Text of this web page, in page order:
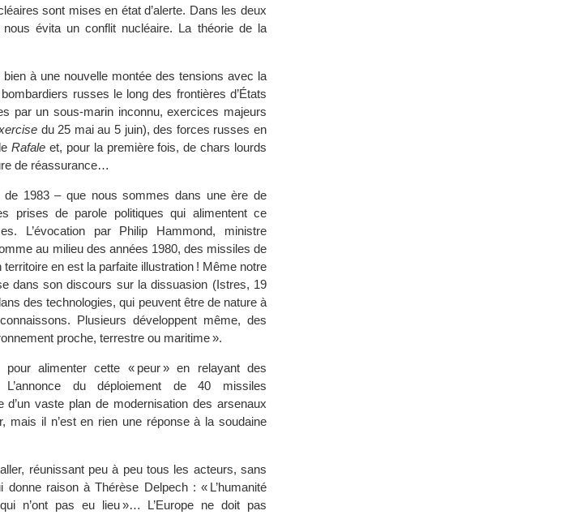
sont mises en état d’alerte. Dans les deux
évita un conflit nucléaire. La théorie de la
à une nouvelle montée des tensions avec la
russes le long des frontières d’États
par un sous-marin inconnu, exercices majeurs
du 25 mai au 5 juin), des forces russes en
Rafale et, pour la première fois, de chars lourds
de réassurance…
1983 – que nous sommes dans une ère de
prises de parole politiques qui alimentent ce
L’évocation par Philip Hammond, ministre
au milieu des années 1980, des missiles de
en est la parfaite illustration ! Même notre
dans son discours sur la dissuasion (Istres, 19
des technologies, qui peuvent être de nature à
Plusieurs développent même, des
proche, terrestre ou maritime ».
alimenter cette « peur » en relayant des
du déploiement de 40 missiles
vaste plan de modernisation des arsenaux
mais il n’est en rien une réponse à la soudaine
réunissant peu à peu tous les acteurs, sans
raison à Thérèse Delpech : « L’humanité
n’ont pas eu lieu »… L’Europe ne doit pas